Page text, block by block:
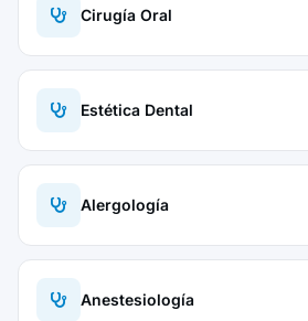
Cirugía Oral
Estética Dental
Alergología
Anestesiología